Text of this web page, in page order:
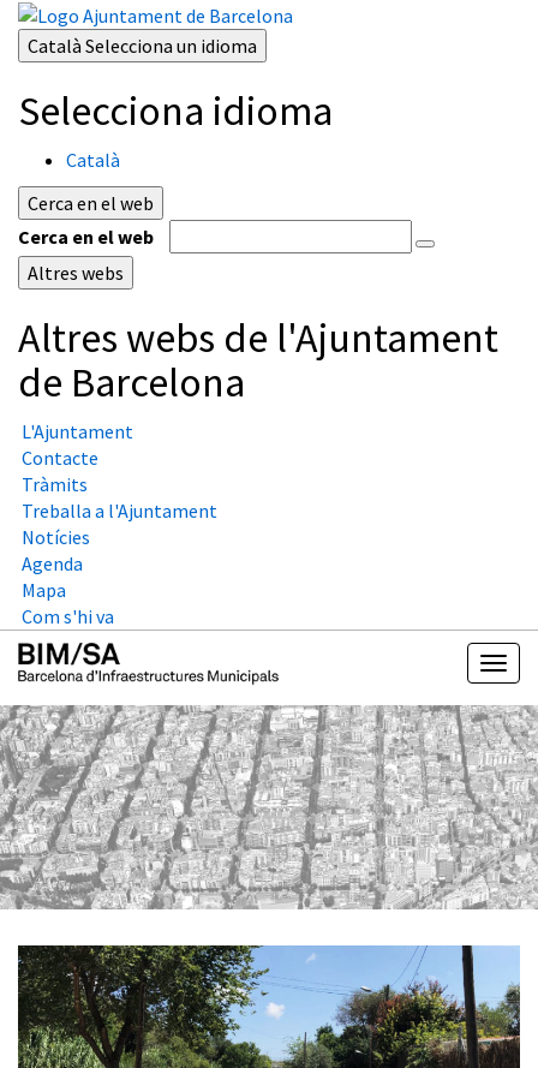
Català Selecciona un idioma
Selecciona idioma
Català
Cerca en el web
Cerca en el web
Altres webs
Altres webs de l'Ajuntament
de Barcelona
L'Ajuntament
Contacte
Tràmits
Treballa a l'Ajuntament
Notícies
Agenda
Mapa
Com s'hi va